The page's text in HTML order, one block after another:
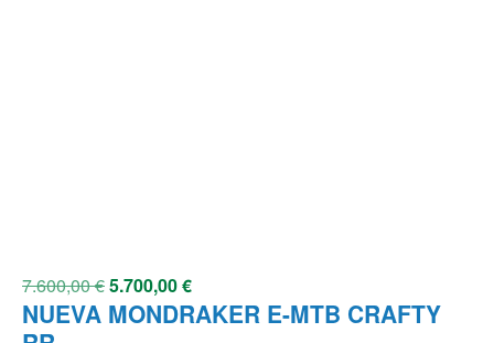
7.600,00€5.700,00€
NUEVA MONDRAKER E-MTB CRAFTY